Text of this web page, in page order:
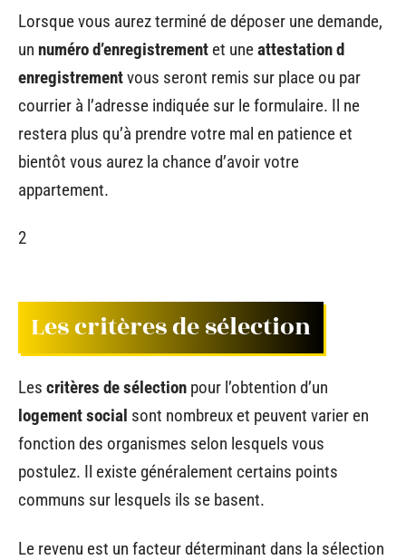
Lorsque vous aurez terminé de déposer une demande,
un numéro d’enregistrement et uneattestation d
enregistrementvous seront remis sur place ou par
courrier à l’adresse indiquée sur le formulaire. Il ne
restera plus qu’à prendre votre mal en patience et
bientôt vous aurez la chance d’avoir votre
appartement.
2
Les critères de sélection
Les critères de sélection pour l’obtention d’un
logement social sont nombreux et peuvent varier en
fonction des organismes selon lesquels vous
postulez. Il existe généralement certains points
communs sur lesquels ils se basent.
Le revenu est un facteur déterminant dans la sélection